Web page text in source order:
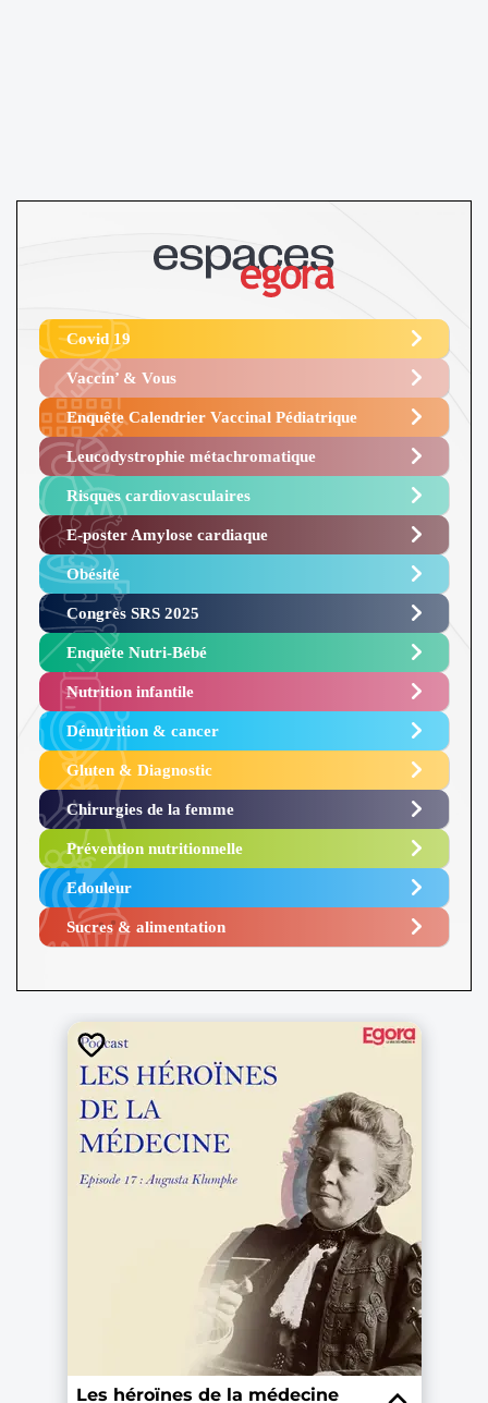
Covid 19
Vaccin’ & Vous
Enquête Calendrier Vaccinal Pédiatrique
Leucodystrophie métachromatique
Risques cardiovasculaires
E-poster Amylose cardiaque ​
Obésité ​
Congrès SRS 2025 ​
Enquête Nutri-Bébé ​
Nutrition infantile
Dénutrition & cancer
Gluten & Diagnostic
Chirurgies de la femme
Prévention nutritionnelle
Edouleur​
Sucres & alimentation​